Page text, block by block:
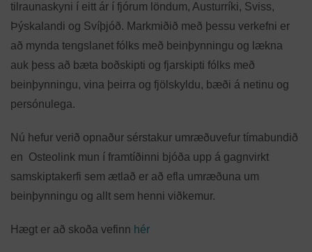
tilraunaskyni í eitt ár í fjórum löndum, Austurríki, Sviss,
Þýskalandi og Svíþjóð. Markmiðið með þessu verkefni er
að mynda tengslanet fólks með beinþynningu og lækna
auk þess að bæta boðskipti og fjarskipti fólks með
beinþynningu, vina þeirra og fjölskyldu, bæði á netinu og
persónulega.
Nú hefur verið opnaður sérstakur umræðuvefur tímabundið
en Osteolink mun í framtíðinni bjóða upp á gagnvirkt
samskiptakerfi sem ætlað er að efla umræðuna um
beinþynningu og allt sem henni viðkemur.
Hægt er að skoða vefinn hér